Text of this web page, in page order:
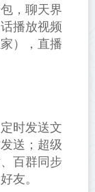
，聊天界
播放视频
），直播
时发送文
送；超级
百群同步
友。